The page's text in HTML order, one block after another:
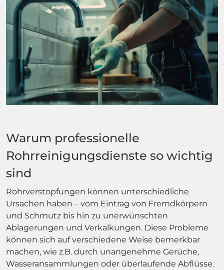
Warum professionelle
Rohrreinigungsdienste so wichtig
sind
Rohrverstopfungen können unterschiedliche
Ursachen haben – vom Eintrag von Fremdkörpern
und Schmutz bis hin zu unerwünschten
Ablagerungen und Verkalkungen. Diese Probleme
können sich auf verschiedene Weise bemerkbar
machen, wie z.B. durch unangenehme Gerüche,
Wasseransammlungen oder überlaufende Abflüsse.